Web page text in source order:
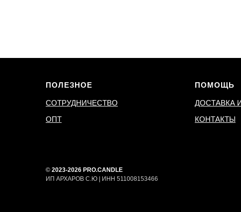
ПОЛЕЗНОЕ
СОТРУДНИЧЕСТВО
ОПТ
ПОМОЩЬ
ДОСТАВКА
КОНТАКТЫ
© 2023-2026 PRO.CANDLE
ИП АРХАРОВ С.Ю | ИНН 511008153466